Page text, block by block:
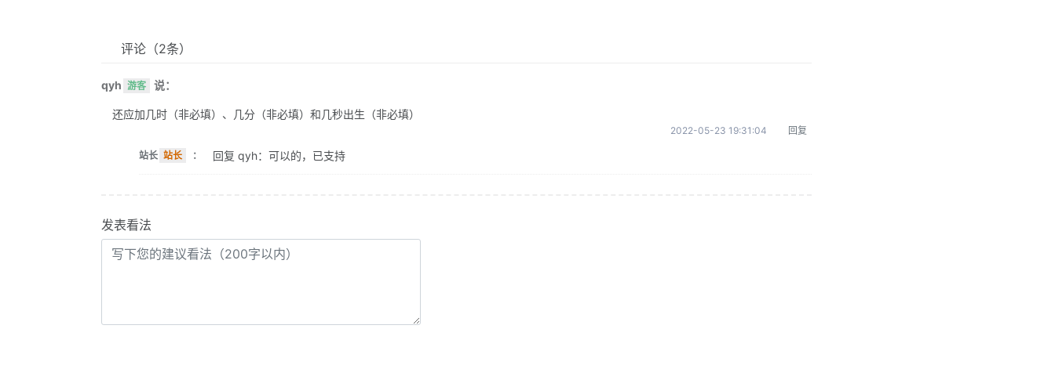
评论 （2条）
qyh 游客 说：
还应加几时（非必填）、几分（非必填）和几秒出生（非必填）
2022-05-23 19:31:04 回复
站长 站长 ： 回复 qyh：可以的，已支持
发表看法